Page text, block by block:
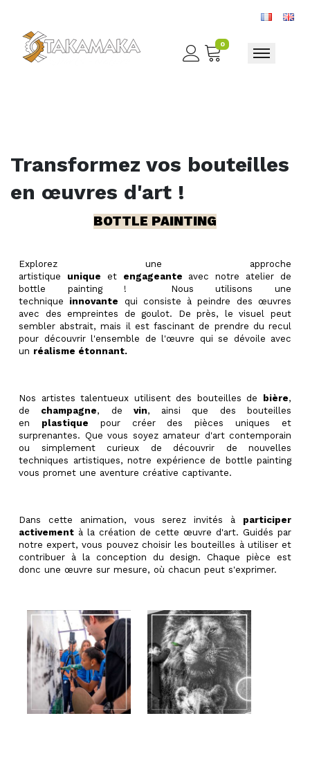
0
Toggle
Transformez vos bouteilles
en œuvres d'art !
BOTTLE PAINTING
Explorez une approche
artistique unique et engageante avec notre atelier de
bottle painting ! Nous utilisons une
technique innovante qui consiste à peindre des œuvres
avec des empreintes de goulot. De près, le visuel peut
sembler abstrait, mais il est fascinant de prendre du recul
pour découvrir l'ensemble de l'œuvre qui se dévoile avec
un réalisme étonnant.
Nos artistes talentueux utilisent des bouteilles de bière,
de champagne, de vin, ainsi que des bouteilles
en plastique pour créer des pièces uniques et
surprenantes. Que vous soyez amateur d'art contemporain
ou simplement curieux de découvrir de nouvelles
techniques artistiques, notre expérience de bottle painting
vous promet une aventure créative captivante.
Dans cette animation, vous serez invités à participer
activement à la création de cette œuvre d'art. Guidés par
notre expert, vous pouvez choisir les bouteilles à utiliser et
contribuer à la conception du design. Chaque pièce est
donc une œuvre sur mesure, où chacun peut s'exprimer.